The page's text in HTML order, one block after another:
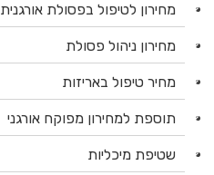
מחירון לטיפול בפסולת אורגנית
מחירון ניהול פסולת
מחיר טיפול באריזות
תוספת למחירון מפוקח אורגני
שטיפת מיכליות